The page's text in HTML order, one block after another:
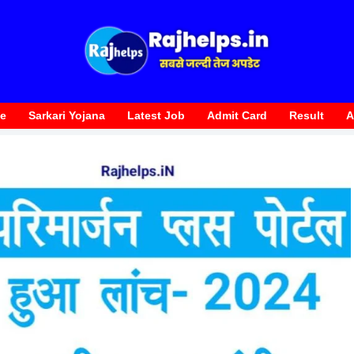
Sarkari Yojana Latest Job Admit Card Result